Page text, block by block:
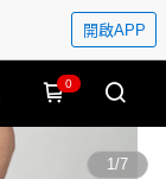
開啟APP
0
1/7